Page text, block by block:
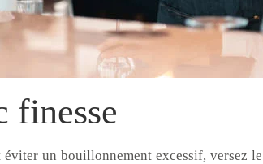
finesse
un bouillonnement excessif, versez